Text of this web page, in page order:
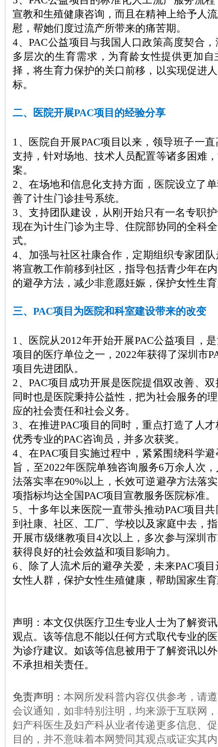
宣教和生殖健康咨询，而且在精神上给予人
慰，帮她们度过流产所带来的痛苦期。
4、PAC公益项目与我国人口政策高度契合
多层次的生育需求，为育龄女性提供更加
择，将生育力保护的关口前移，以实现促进
标。
二、医院开展PAC项目的经验分享
1、医院自开展PAC项目以来，领导班子一
支持，针对场地、技术人员配置等诸多困难
案。
2、在场地和信息化支持方面，医院设立了
善了计生门诊挂号系统。
3、支持团队建设，从刚开始只有一名专职
现在为计生门诊为主导、住院部协同的全科
式。
4、加强与社区社康合作，定期组织专家团
将宣教工作前移到社区，指导包括青少年在
的避孕方法，减少非意愿妊娠，保护女性生
三、PAC项目为医院和科室建设带来的改变
1、医院从2012年开始开展PAC公益项目，
项目的医疗单位之一，2022年获得了深圳市
项目先进团队。
2、PAC项目成功开展是医院提倡双改善、
同时也是医院秉持公益性，把为社会服务的
应的社会责任和社会义务。
3、在推进PAC项目的同时，重点打造了人
优秀专业的PAC咨询员，并多次获奖。
4、在PAC项目实施过程中，紧紧围绕科学
旨，至2022年医院单独咨询服务6万余人次
法落实率在90%以上，长效可逆避孕方法落
项指标均达全国PAC项目宣教服务医院标准。
5、十多年以来医院一直带头推动PAC项目
到社康、社区、工厂、学校以及家庭中去，
开展市级继教项目4次以上，多次参与深圳
获得良好的社会效益和项目影响力。
6、除了人流术后的避孕关爱，未来PAC项
女性人群，保护女性生殖健康，帮助国家生
声明：本文仅供医疗卫生专业人士为了解资
观点。该等信息不能以任何方式取代专业的
为诊疗建议。如该等信息被用于了解资讯以
不承担相关责任。
免责声明：本网所发科普内容仅供参考，请
会议通知，如非特别注明，均来源于互联网
妇产科医生及妇产科从业者传递更多信息、
目的，并不意味着本网赞同其观点或证实其